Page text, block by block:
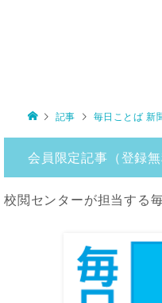
記事 毎日ことば 新
会員限定記事（登録無
校閲センターが担当する